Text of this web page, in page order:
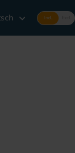
Incl.